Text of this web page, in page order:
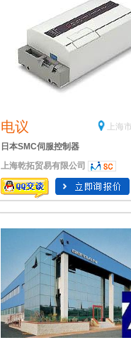
电议
上海
日本SMC伺服控制器
上海乾拓贸易有限公司